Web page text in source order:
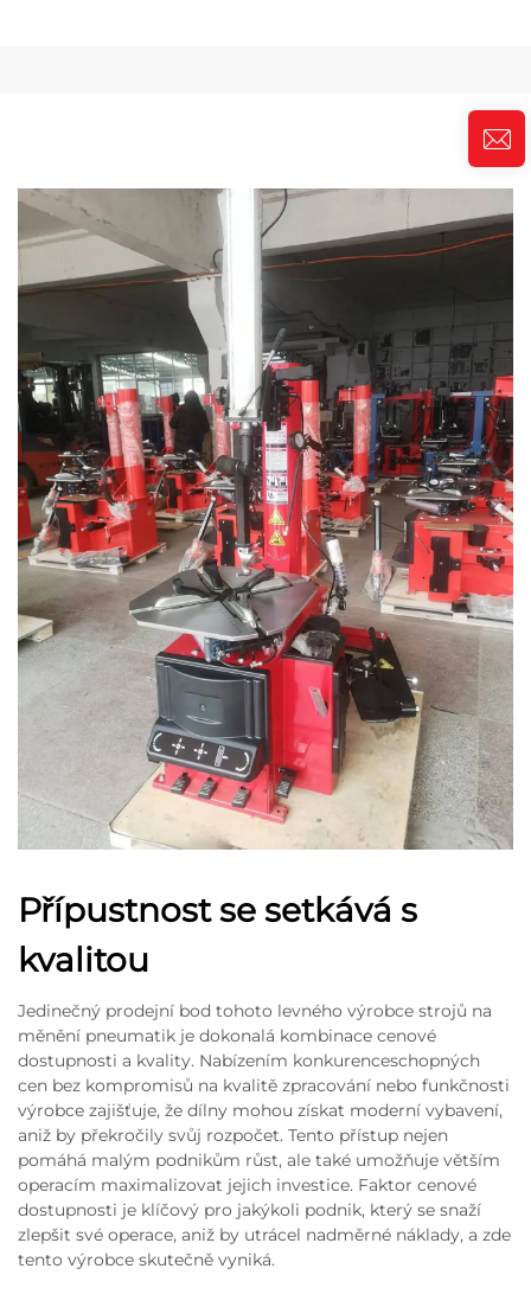
Přípustnost se setkává s
kvalitou
Jedinečný prodejní bod tohoto levného výrobce strojů na
měnění pneumatik je dokonalá kombinace cenové
dostupnosti a kvality. Nabízením konkurenceschopných
cen bez kompromisů na kvalitě zpracování nebo funkčnosti
výrobce zajišťuje, že dílny mohou získat moderní vybavení,
aniž by překročily svůj rozpočet. Tento přístup nejen
pomáhá malým podnikům růst, ale také umožňuje větším
operacím maximalizovat jejich investice. Faktor cenové
dostupnosti je klíčový pro jakýkoli podnik, který se snaží
zlepšit své operace, aniž by utrácel nadměrné náklady, a zde
tento výrobce skutečně vyniká.